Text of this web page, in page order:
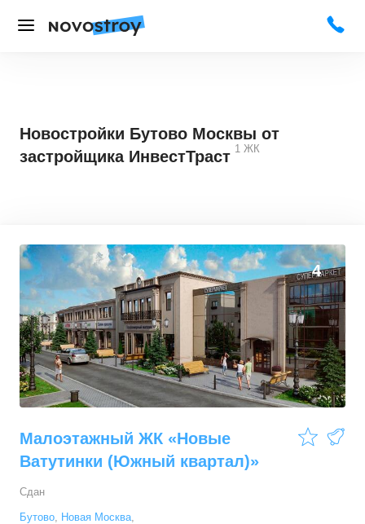
Новостройки Бутово Москвы от
застройщика ИнвестТраст 1 ЖК
4
Малоэтажный ЖК «Новые
Ватутинки (Южный квартал)»
Сдан
Бутово, Новая Москва,